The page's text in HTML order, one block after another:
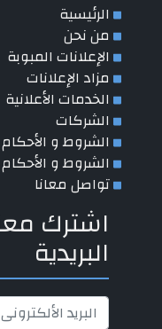
الرئيسية
من نحن
الإعلانات المبوبة
مزاد الإعلانات
الخدمات الأعلانية
الشركات
الشروط و
الشروط و
تواصل معانا
اشترك
البريدية